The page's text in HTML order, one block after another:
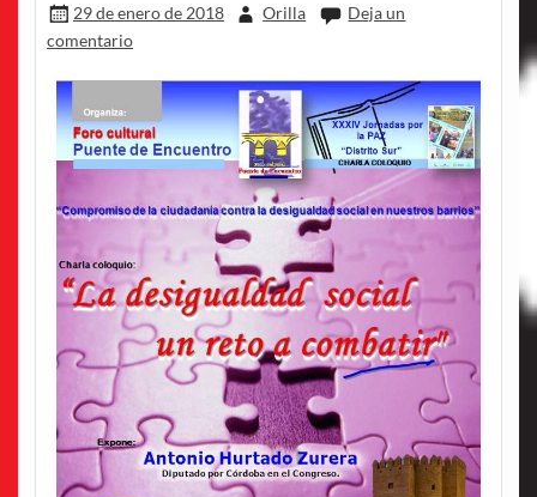
29 de enero de 2018 Orilla
Deja un
comentario